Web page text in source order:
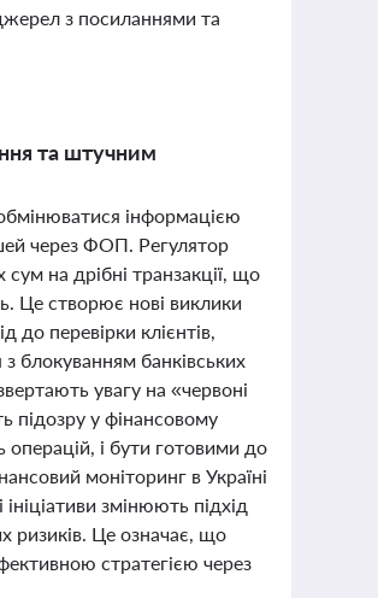
з посиланнями та
та штучним
інформацією
через ФОП. Регулятор
на дрібні транзакції, що
Це створює нові виклики
до перевірки клієнтів,
блокуванням банківських
увагу на «червоні
підозру у фінансовому
і бути готовими до
моніторинг в Україні
змінюють підхід
ризиків. Це означає, що
стратегією через